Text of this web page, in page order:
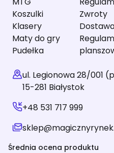
Koszulki
Klasery
Maty do gry
Pudełka
Zwroty
ul. Legionowa 28/001
15-281 Białystok
+48 531 717 999
Średnia ocena produktu